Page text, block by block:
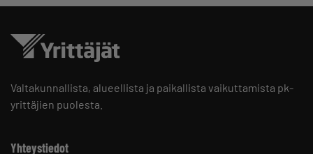
Valtakunnallista, alueellista ja paikallista vaikuttamista pk-
yrittäjien puolesta.
Yhteystiedot